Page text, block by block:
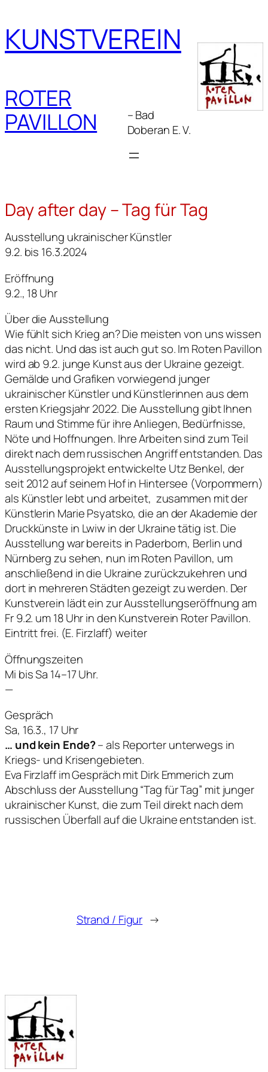
Inhalt
springen
KUNSTVEREIN
ROTER
PAVILLON
– Bad
Doberan E. V.
Day after day – Tag für Tag
Ausstellung ukrainischer Künstler
9.2. bis 16.3.2024
Eröffnung
9.2., 18 Uhr
Über die Ausstellung
Wie fühlt sich Krieg an? Die meisten von uns wissen
das nicht. Und das ist auch gut so. Im Roten Pavillon
wird ab 9.2. junge Kunst aus der Ukraine gezeigt.
Gemälde und Grafiken vorwiegend junger
ukrainischer Künstler und Künstlerinnen aus dem
ersten Kriegsjahr 2022. Die Ausstellung gibt Ihnen
Raum und Stimme für ihre Anliegen, Bedürfnisse,
Nöte und Hoffnungen. Ihre Arbeiten sind zum Teil
direkt nach dem russischen Angriff entstanden. Das
Ausstellungsprojekt entwickelte Utz Benkel, der
seit 2012 auf seinem Hof in Hintersee (Vorpommern)
als Künstler lebt und arbeitet, zusammen mit der
Künstlerin Marie Psyatsko, die an der Akademie der
Druckkünste in Lwiw in der Ukraine tätig ist. Die
Ausstellung war bereits in Paderborn, Berlin und
Nürnberg zu sehen, nun im Roten Pavillon, um
anschließend in die Ukraine zurückzukehren und
dort in mehreren Städten gezeigt zu werden. Der
Kunstverein lädt ein zur Ausstellungseröffnung am
Fr 9.2. um 18 Uhr in den Kunstverein Roter Pavillon.
Eintritt frei. (E. Firzlaff) weiter
Öffnungszeiten
Mi bis Sa 14–17 Uhr.
—
Gespräch
Sa, 16.3., 17 Uhr
… und kein Ende?– als Reporter unterwegs in
Kriegs- und Krisengebieten.
Eva Firzlaff im Gespräch mit Dirk Emmerich zum
Abschluss der Ausstellung “Tag für Tag” mit junger
ukrainischer Kunst, die zum Teil direkt nach dem
russischen Überfall auf die Ukraine entstanden ist.
Strand / Figur →